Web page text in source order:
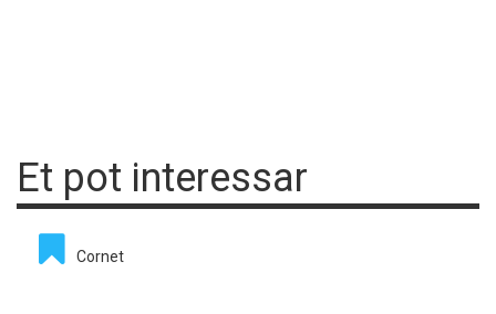
Et pot interessar
Cornet